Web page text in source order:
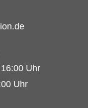
Uhr
Uhr